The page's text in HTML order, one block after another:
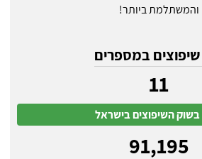
והמשתלמת ביותר!
במספרים
11
בשוק השיפוצים בישראל
91,195